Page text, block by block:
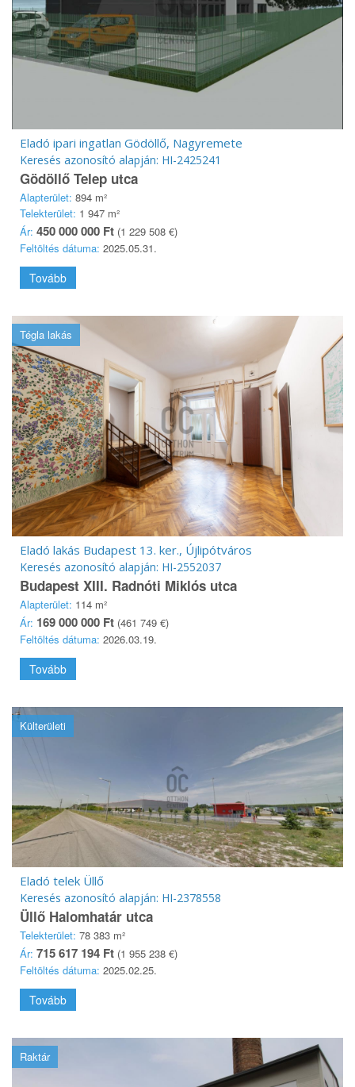
Eladó ipari ingatlan Gödöllő, Nagyremete
Keresés azonosító alapján: HI-2425241
Gödöllő Telep utca
Alapterület: 894 m²
Telekterület: 1 947 m²
Ár: 450 000 000 Ft (1 229 508 €)
Feltöltés dátuma: 2025.05.31.
Tovább
Tégla lakás
Eladó lakás Budapest 13. ker., Újlipótváros
Keresés azonosító alapján: HI-2552037
Budapest XIII. Radnóti Miklós utca
Alapterület: 114 m²
Ár: 169 000 000 Ft (461 749 €)
Feltöltés dátuma: 2026.03.19.
Tovább
Külterületi
Eladó telek Üllő
Keresés azonosító alapján: HI-2378558
Üllő Halomhatár utca
Telekterület: 78 383 m²
Ár: 715 617 194 Ft (1 955 238 €)
Feltöltés dátuma: 2025.02.25.
Tovább
Raktár